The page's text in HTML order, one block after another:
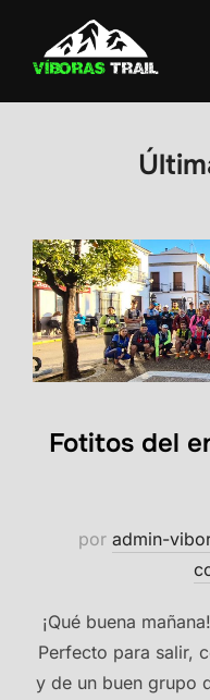
contenido
Fotitos del
por admin-
¡Qué buena
Perfecto para salir,
y de un buen grupo